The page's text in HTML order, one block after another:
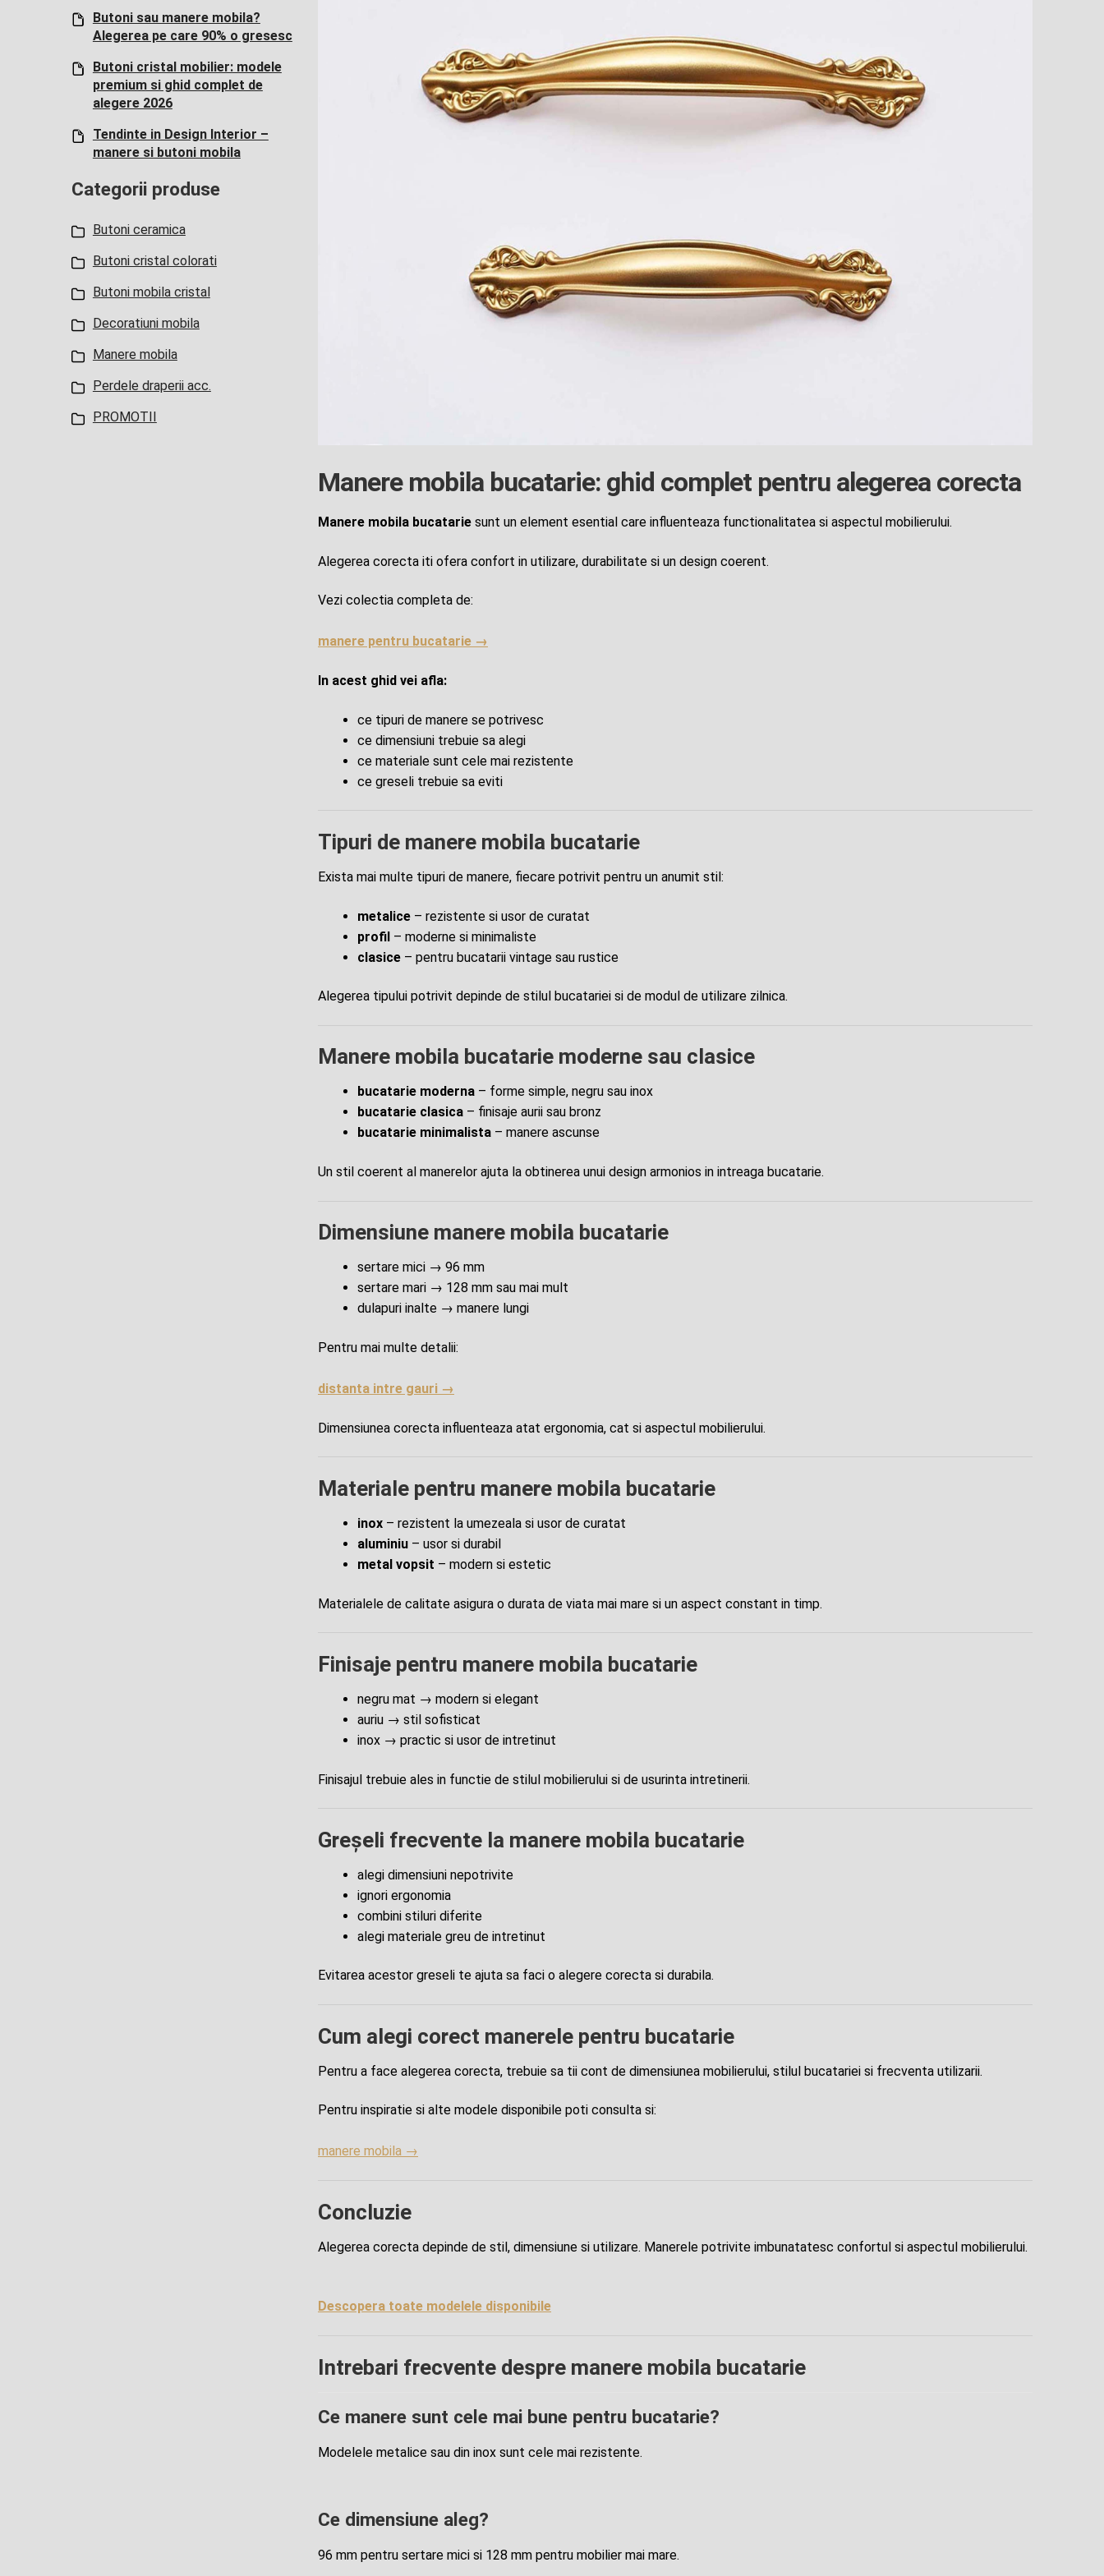
Manere mobila bucatarie: ghid complet pentru alegerea corecta
Manere mobila bucatarie sunt un element esential care influenteaza functionalitatea si aspectul mobilierului.
Alegerea corecta iti ofera confort in utilizare, durabilitate si un design coerent.
Vezi colectia completa de:
manere pentru bucatarie →
In acest ghid vei afla:
ce tipuri de manere se potrivesc
ce dimensiuni trebuie sa alegi
ce materiale sunt cele mai rezistente
ce greseli trebuie sa eviti
Tipuri de manere mobila bucatarie
Exista mai multe tipuri de manere, fiecare potrivit pentru un anumit stil:
metalice – rezistente si usor de curatat
profil – moderne si minimaliste
clasice – pentru bucatarii vintage sau rustice
Alegerea tipului potrivit depinde de stilul bucatariei si de modul de utilizare zilnica.
Manere mobila bucatarie moderne sau clasice
bucatarie moderna – forme simple, negru sau inox
bucatarie clasica – finisaje aurii sau bronz
bucatarie minimalista – manere ascunse
Un stil coerent al manerelor ajuta la obtinerea unui design armonios in intreaga bucatarie.
Dimensiune manere mobila bucatarie
sertare mici → 96 mm
sertare mari → 128 mm sau mai mult
dulapuri inalte → manere lungi
Pentru mai multe detalii:
distanta intre gauri →
Dimensiunea corecta influenteaza atat ergonomia, cat si aspectul mobilierului.
Materiale pentru manere mobila bucatarie
inox – rezistent la umezeala si usor de curatat
aluminiu – usor si durabil
metal vopsit – modern si estetic
Materialele de calitate asigura o durata de viata mai mare si un aspect constant in timp.
Finisaje pentru manere mobila bucatarie
negru mat → modern si elegant
auriu → stil sofisticat
inox → practic si usor de intretinut
Finisajul trebuie ales in functie de stilul mobilierului si de usurinta intretinerii.
Greșeli frecvente la manere mobila bucatarie
alegi dimensiuni nepotrivite
ignori ergonomia
combini stiluri diferite
alegi materiale greu de intretinut
Evitarea acestor greseli te ajuta sa faci o alegere corecta si durabila.
Cum alegi corect manerele pentru bucatarie
Pentru a face alegerea corecta, trebuie sa tii cont de dimensiunea mobilierului, stilul bucatariei si frecventa utilizarii.
Pentru inspiratie si alte modele disponibile poti consulta si:
manere mobila →
Concluzie
Alegerea corecta depinde de stil, dimensiune si utilizare. Manerele potrivite imbunatatesc confortul si aspectul mobilierului.
Descopera toate modelele disponibile
Intrebari frecvente despre manere mobila bucatarie
Ce manere sunt cele mai bune pentru bucatarie?
Modelele metalice sau din inox sunt cele mai rezistente.
Ce dimensiune aleg?
96 mm pentru sertare mici si 128 mm pentru mobilier mai mare.
Butoni sau manere mobila?
Alegerea pe care 90% o gresesc
Butoni cristal mobilier: modele
premium si ghid complet de
alegere 2026
Tendinte in Design Interior –
manere si butoni mobila
Categorii produse
Butoni ceramica
Butoni cristal colorati
Butoni mobila cristal
Decoratiuni mobila
Manere mobila
Perdele draperii acc.
PROMOTII